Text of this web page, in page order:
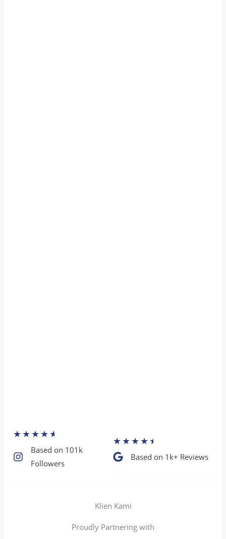
★★★★★
Based on 101k
Followers​
★★★★★
Based on 1k+ Reviews​
Klien Kami
Proudly Partnering with